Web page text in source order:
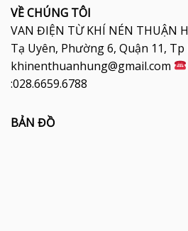
VỀ CHÚNG TÔI
VAN ĐIỆN TỪ KHÍ NÉN THUẬN
Tạ Uyên, Phường 6, Quận 11, Tp
khinenthuanhung@gmail.com
:028.6659.6788
BẢN ĐỒ